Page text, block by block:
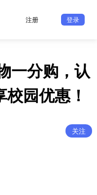
注册 登录
一分购，认
园优惠！
关注